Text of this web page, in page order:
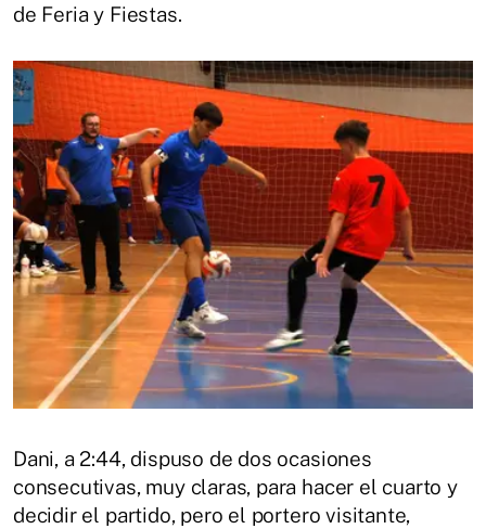
de Feria y Fiestas.
Dani, a 2:44, dispuso de dos ocasiones
consecutivas, muy claras, para hacer el cuarto y
decidir el partido, pero el portero visitante,